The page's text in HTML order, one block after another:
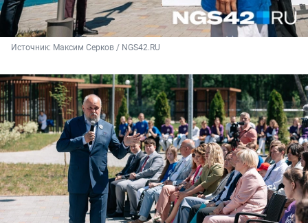
Источник: Максим Серков / NGS42.RU